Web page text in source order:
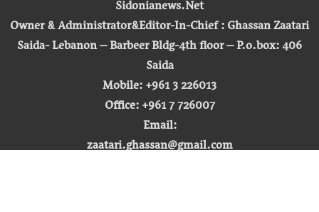
Sidonianews.Net
Owner & Administrator&Editor-In-Chief : Ghassan Zaatari
Saida- Lebanon – Barbeer Bldg-4th floor – P.o.box: 406
Saida
Mobile: +961 3 226013
Office: +961 7 726007
Email:
zaatari.ghassan@gmail.com